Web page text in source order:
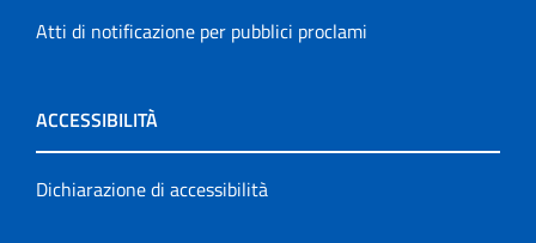
Atti di notificazione per pubblici proclami
ACCESSIBILITÀ
Dichiarazione di accessibilità